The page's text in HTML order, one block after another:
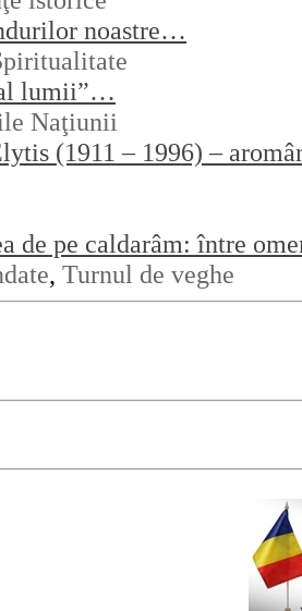
noastre…
lumii”…
Naţiunii
(1911 – 1996) –
de pe caldarâm: între
, Turnul de veghe